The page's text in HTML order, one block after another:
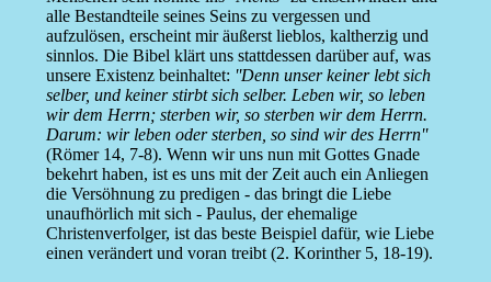
alle Bestandteile seines Seins zu vergessen und
aufzulösen, erscheint mir äußerst lieblos, kaltherzig und
sinnlos. Die Bibel klärt uns stattdessen darüber auf, was
unsere Existenz beinhaltet: ''Denn unser keiner lebt sich
selber, und keiner stirbt sich selber. Leben wir, so leben
wir dem Herrn; sterben wir, so sterben wir dem Herrn.
Darum: wir leben oder sterben, so sind wir des Herrn''
(Römer 14, 7-8). Wenn wir uns nun mit Gottes Gnade
bekehrt haben, ist es uns mit der Zeit auch ein Anliegen
die Versöhnung zu predigen - das bringt die Liebe
unaufhörlich mit sich - Paulus, der ehemalige
Christenverfolger, ist das beste Beispiel dafür, wie Liebe
einen verändert und voran treibt (2. Korinther 5, 18-19).